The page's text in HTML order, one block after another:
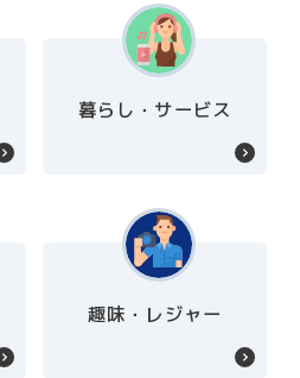
暮らし・サービス
趣味・レジャー